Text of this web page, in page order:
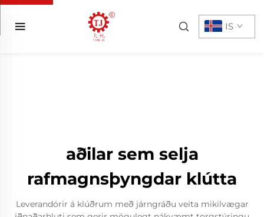
IS
aðilar sem selja
rafmagnsþyngdar klútta
Leverandórir á klúðrum með járngráðu veita mikilvægar